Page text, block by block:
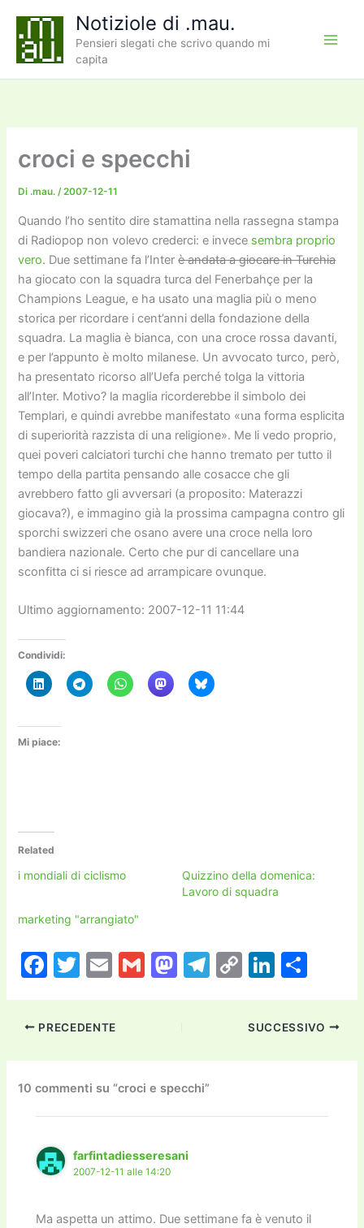
contenuto
Notiziole di .mau.
Pensieri slegati che scrivo quando mi
capita
croci e specchi
Di .mau./2007-12-11
Quando l’ho sentito dire stamattina nella rassegna stampa
di Radiopop non volevo crederci: e invece sembra proprio
vero. Due settimane fa l’Interè andata a giocare in Turchia
ha giocato con la squadra turca del Fenerbahçe per la
Champions League, e ha usato una maglia più o meno
storica per ricordare i cent’anni della fondazione della
squadra. La maglia è bianca, con una croce rossa davanti,
e per l’appunto è molto milanese. Un avvocato turco, però,
ha presentato ricorso all’Uefa perché tolga la vittoria
all’Inter. Motivo? la maglia ricorderebbe il simbolo dei
Templari, e quindi avrebbe manifestato «una forma esplicita
di superiorità razzista di una religione». Me li vedo proprio,
quei poveri calciatori turchi che hanno tremato per tutto il
tempo della partita pensando alle cosacce che gli
avrebbero fatto gli avversari (a proposito: Materazzi
giocava?), e immagino già la prossima campagna contro gli
sporchi swizzeri che osano avere una croce nella loro
bandiera nazionale. Certo che pur di cancellare una
sconfitta ci si riesce ad arrampicare ovunque.
Ultimo aggiornamento: 2007-12-11 11:44
Condividi:
Mi piace:
Related
i mondiali di ciclismo
Quizzino della domenica:
Lavoro di squadra
marketing "arrangiato"
F
c
e
b
o
o
k
T
itt
er
E
ai
l
G
M
d
o
n
T
a
C
p
y
Li
k
Li
k
e
dI
n
di
vi
PRECEDENTE SUCCESSIVO
10 commenti su “croci e specchi”
farfintadiesseresani
2007-12-11 alle 14:20
Ma aspetta un attimo. Due settimane fa è venuto il